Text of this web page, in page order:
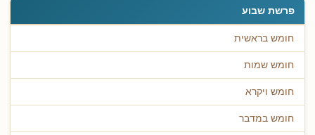
פרשת שבוע
חומש בראשית
חומש שמות
חומש ויקרא
חומש במדבר